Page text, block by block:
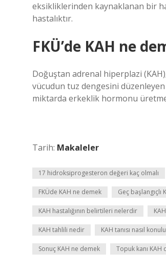
eksikliklerinden kaynaklanan bir
hastalıktır.
FKÜ’de KAH ne
Doğuştan adrenal hiperplazi
vücudun tuz dengesini
miktarda erkeklik hormonu
Tarih: Makaleler
17 hidroksiprogesteron değeri kaç olmalı
FKÜde KAH ne demek Geç başlangıçlı
KAH hastalığının belirtileri nelerdir
KAH tahlili nedir KAH tanısı nasıl
Sonuç KAH ne demek Topuk kanı KAH